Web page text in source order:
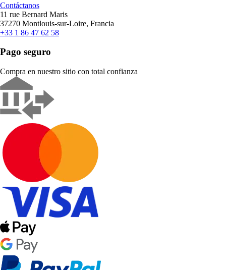
Contáctanos
11 rue Bernard Maris
37270 Montlouis-sur-Loire, Francia
+33 1 86 47 62 58
Pago seguro
Compra en nuestro sitio con total confianza